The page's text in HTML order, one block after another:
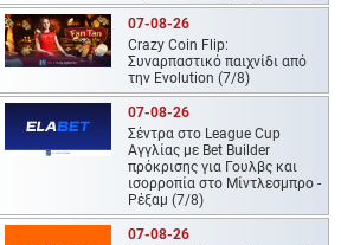
07-08-26
Crazy Coin Flip:
Συναρπαστικό παιχνίδι από
την Evolution (7/8)
07-08-26
Σέντρα στο League Cup
Αγγλίας με Bet Builder
πρόκρισης για Γουλβς και
ισορροπία στο Μίντλεσμπρο -
Ρέξαμ (7/8)
07-08-26